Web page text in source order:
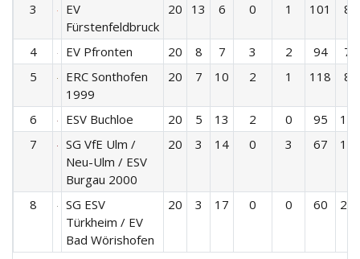
3
EV
Fürstenfeldbruck
20 13 6 0 1 101 84
4 EV Pfronten 20 8 7 3 2 94
78
5
ERC Sonthofen
1999
20 7 10 2 1 118 89
6 ESV Buchloe 20 5 13 2 0 95
7
SG VfE Ulm /
Neu-Ulm / ESV
Burgau 2000
20 3 14 0 3 67
8
SG ESV
Türkheim / EV
Bad Wörishofen
20 3 17 0 0 60